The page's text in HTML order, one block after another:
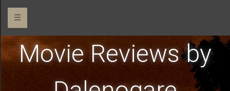
☰
Movie Reviews by